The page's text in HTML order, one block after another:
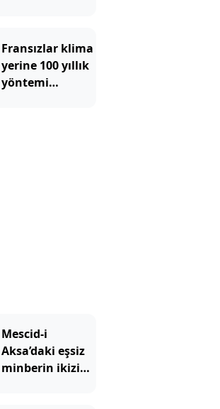
başkentini
gözden çıkardı
Fransızlar klima
yerine 100 yıllık
yöntemi
Mescid-i
Aksa’daki eşsiz
minberin ikizi